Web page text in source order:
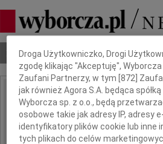
Nekrologi Odeszli Poradnik
IMIĘ I NAZWISKO: Maria
REGION: Poznań
Dbamy o Twoją prywatność
Droga Użytkowniczko, Drogi
zgodę klikając "Akceptuję", Wyborcza
Zaufani Partnerzy, w tym [872]
jak również Agora S.A. będąca
Wyborcza sp. z o.o., będą
osobowe takie jak adresy IP, adresy
identyfikatory plików cookie lub inne
tych plikach do celów